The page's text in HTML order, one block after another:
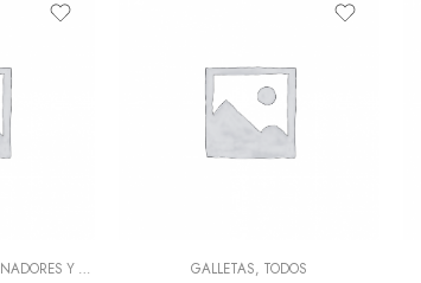
ADEREZOS, PASTAS, SAZONADORES Y CONDIMENTOS
TODOS
GALLETAS, TODOS